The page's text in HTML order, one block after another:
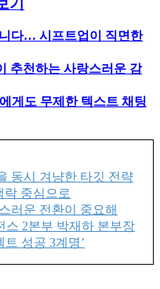
다… 시프트업이 직면한
추천하는 사랑스러운 감
게도 무제한 텍스트 채팅
동시 겨냥한 타깃 전략
락 중심으로
러운 전환이 중요해
스 2본부 박재하 본부장
트 성공 3계명’